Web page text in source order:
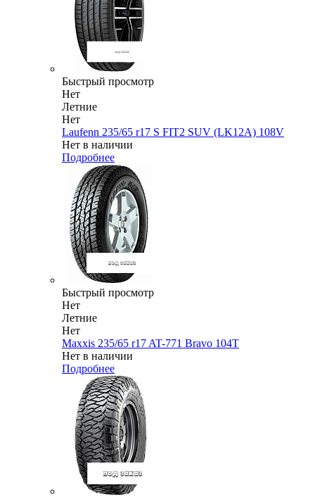
Быстрый просмотр
Нет
Летние
Нет
Laufenn 235/65 r17 S FIT2 SUV (LK12A) 108V
Нет в наличии
Подробнее
Быстрый просмотр
Нет
Летние
Нет
Maxxis 235/65 r17 AT-771 Bravo 104T
Нет в наличии
Подробнее